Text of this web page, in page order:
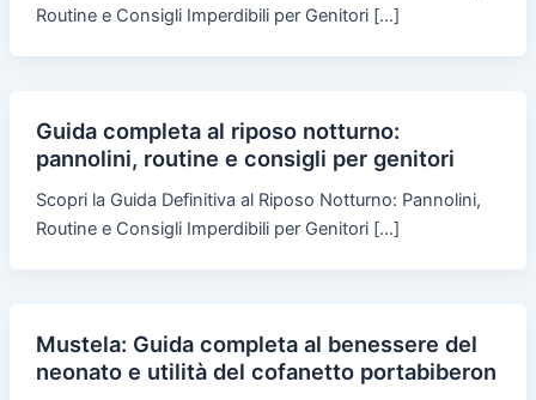
Routine e Consigli Imperdibili per Genitori […]
Guida completa al riposo notturno:
pannolini, routine e consigli per genitori
Scopri la Guida Definitiva al Riposo Notturno: Pannolini,
Routine e Consigli Imperdibili per Genitori […]
Mustela: Guida completa al benessere del
neonato e utilità del cofanetto portabiberon